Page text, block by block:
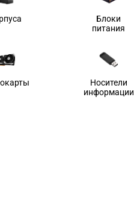
Блоки
питания
Носители
информации